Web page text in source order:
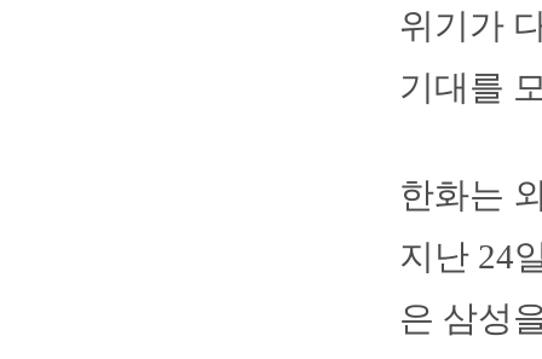
위기가
기대를
한화는
지난 24
은 삼성